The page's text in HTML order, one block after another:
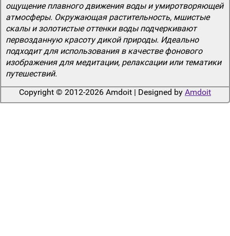
ощущение плавного движения воды и умиротворяющей
атмосферы. Окружающая растительность, мшистые
скалы и золотистые оттенки воды подчеркивают
первозданную красоту дикой природы. Идеально
подходит для использования в качестве фонового
изображения для медитации, релаксации или тематики
путешествий.
Copyright © 2012-2026 Amdoit | Designed by Amdoit